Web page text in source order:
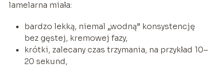
lamelarna miała:
bardzo lekką, niemal „wodną” konsystencję
bez gęstej, kremowej fazy,
krótki, zalecany czas trzymania, na przykład 10–
20 sekund,